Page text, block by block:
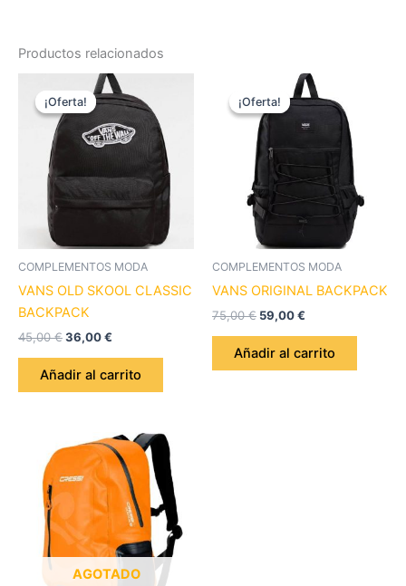
Productos relacionados
¡Oferta!
¡Oferta!
COMPLEMENTOS MODA
VANS OLD SKOOL CLASSIC
BACKPACK
45,00€
precio
original
45,00 €.
36,00€
El
precio
actual
es:
36,00 €.
Añadir al carrito
¡Oferta!
¡Oferta!
COMPLEMENTOS MODA
VANS ORIGINAL BACKPACK
75,00€
precio
original
era:
75,00 €.
59,00€
El
precio
actual
es:
59,00 €.
Añadir al carrito
AGOTADO